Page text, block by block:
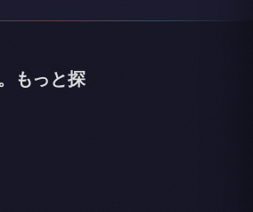
もっと探